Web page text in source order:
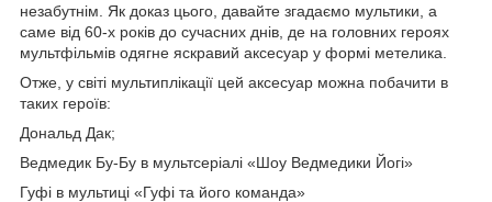
незабутнім. Як доказ цього, давайте згадаємо мультики, а
саме від 60-х років до сучасних днів, де на головних героях
мультфільмів одягне яскравий аксесуар у формі метелика.
Отже, у світі мультиплікації цей аксесуар можна побачити в
таких героїв:
Дональд Дак;
Ведмедик Бу-Бу в мультсеріалі «Шоу Ведмедики Йогі»
Гуфі в мультиці «Гуфі та його команда»